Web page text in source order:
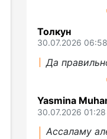
Толкун
30.07.2026 06:58
Да
Yasmina
30.07.2026 01:28
Ассаламу